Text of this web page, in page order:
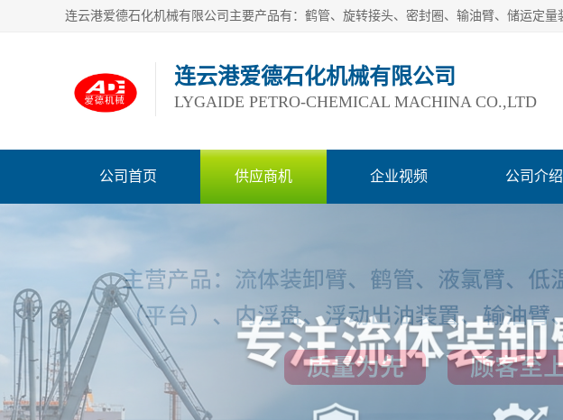
连云港爱德石化机械有限公司
LYGAIDE PETRO-CHEMICAL MACHINA CO.,LTD
公司首页 供应商机 企业视频 公司介绍